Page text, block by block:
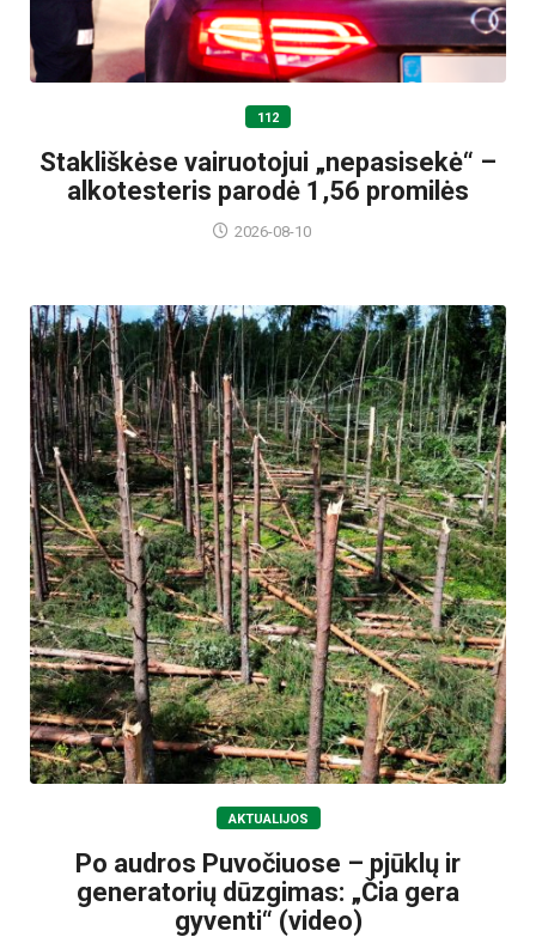
112
Stakliškėse vairuotojui „nepasisekė“ –
alkotesteris parodė 1,56 promilės
2026-08-10
AKTUALIJOS
Po audros Puvočiuose – pjūklų ir
generatorių dūzgimas: „Čia gera
gyventi“ (video)